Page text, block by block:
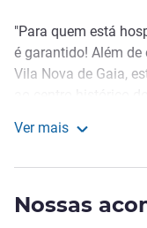
Descrição
"Para quem está
é garantido! Além
Vila Nova de Gaia,
Gaia Hotel, você
Relaxe em nosso
Ver mais
Nossas